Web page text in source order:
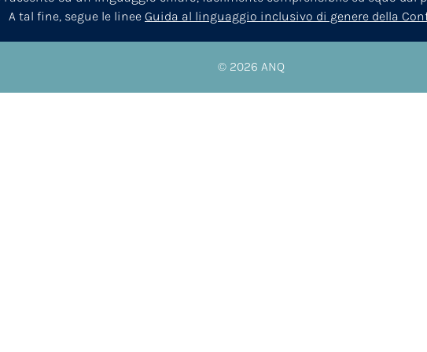
A tal fine, segue le linee Guida al linguaggio inclusivo di genere della
© 2026 ANQ